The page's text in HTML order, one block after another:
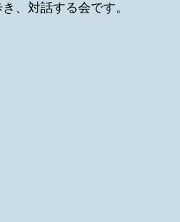
、対話する会です。